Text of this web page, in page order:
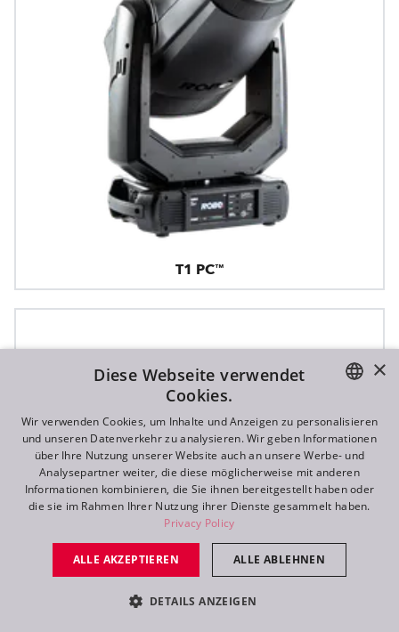
T1 PC™
ENGLISH
FR
RU
×
Diese Webseite verwendet
Cookies.
Wir verwenden Cookies, um Inhalte und Anzeigen zu personalisieren
und unseren Datenverkehr zu analysieren. Wir geben Informationen
über Ihre Nutzung unserer Website auch an unsere Werbe- und
Analysepartner weiter, die diese möglicherweise mit anderen
Informationen kombinieren, die Sie ihnen bereitgestellt haben oder
die sie im Rahmen Ihrer Nutzung ihrer Dienste gesammelt haben.
Privacy Policy
ALLE AKZEPTIEREN ALLE ABLEHNEN
DETAILS ANZEIGEN